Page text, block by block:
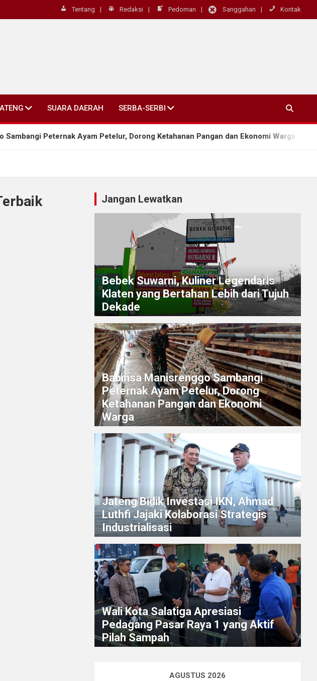
Tentang Redaksi Pedoman Sanggahan Kontak
SUARA DAERAH SERBA-SERBI
Peternak Ayam Petelur, Dorong Ketahanan Pangan dan Ekonomi Warga
Jangan Lewatkan
Bebek Suwarni, Kuliner Legendaris
Klaten yang Bertahan Lebih dari Tujuh
Dekade
Babinsa Manisrenggo Sambangi
Peternak Ayam Petelur, Dorong
Ketahanan Pangan dan Ekonomi
Warga
Jateng Bidik Investasi IKN, Ahmad
Luthfi Jajaki Kolaborasi Strategis
Industrialisasi
Wali Kota Salatiga Apresiasi
Pedagang Pasar Raya 1 yang Aktif
Pilah Sampah
AGUSTUS 2026